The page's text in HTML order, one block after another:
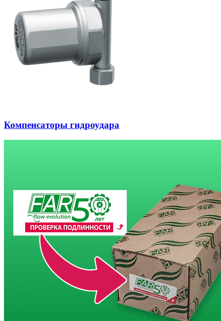
Компенсаторы гидроудара